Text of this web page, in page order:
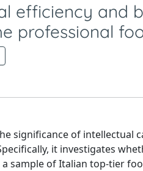
efficiency and
professional
significance of
it investigates
sample of Italian top-tier